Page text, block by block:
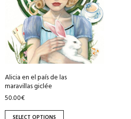
Alicia en el país de las
maravillas giclée
50.00€
options
may
be
chosen
the
product
page